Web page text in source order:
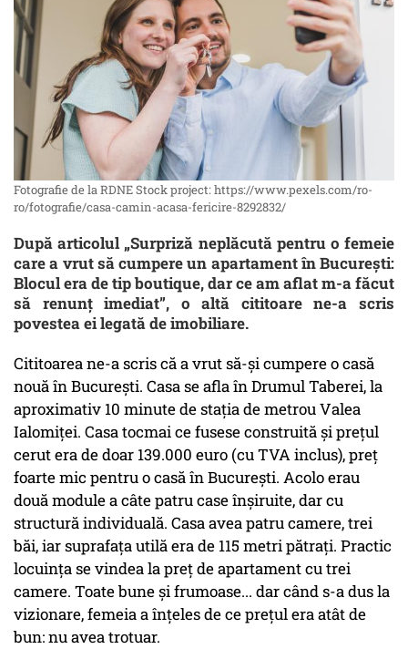
Fotografie de la RDNE Stock project: https://www.pexels.com/ro-
ro/fotografie/casa-camin-acasa-fericire-8292832/
După articolul „Surpriză neplăcută pentru o femeie
care a vrut să cumpere un apartament în București:
Blocul era de tip boutique, dar ce am aflat m-a făcut
să renunț imediat”, o altă cititoare ne-a scris
povestea ei legată de imobiliare.
Cititoarea ne-a scris că a vrut să-și cumpere o casă
nouă în București. Casa se afla în Drumul Taberei, la
aproximativ 10 minute de stația de metrou Valea
Ialomiței. Casa tocmai ce fusese construită și prețul
cerut era de doar 139.000 euro (cu TVA inclus), preț
foarte mic pentru o casă în București. Acolo erau
două module a câte patru case înşiruite, dar cu
structură individuală. Casa avea patru camere, trei
băi, iar suprafața utilă era de 115 metri pătrați. Practic
locuința se vindea la preț de apartament cu trei
camere. Toate bune și frumoase... dar când s-a dus la
vizionare, femeia a înțeles de ce prețul era atât de
bun: nu avea trotuar.